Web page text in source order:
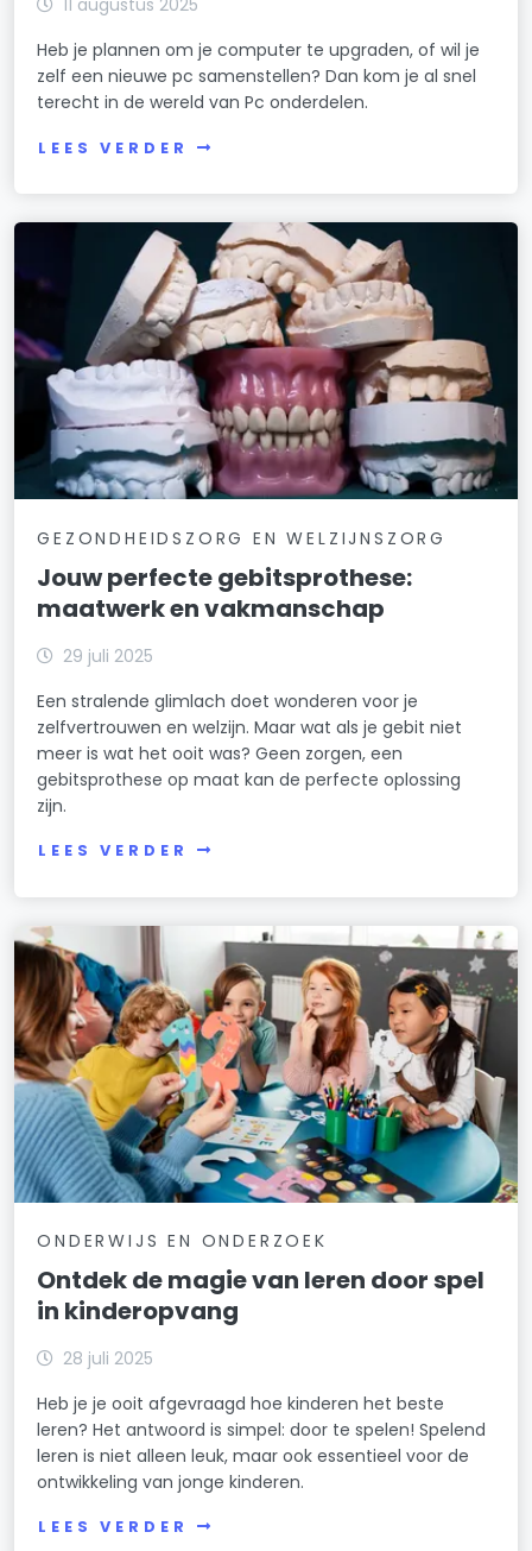
11 augustus 2025
Heb je plannen om je computer te upgraden, of wil je
zelf een nieuwe pc samenstellen? Dan kom je al snel
terecht in de wereld van Pc onderdelen.
LEES VERDER
GEZONDHEIDSZORG EN WELZIJNSZORG
Jouw perfecte gebitsprothese:
maatwerk en vakmanschap
29 juli 2025
Een stralende glimlach doet wonderen voor je
zelfvertrouwen en welzijn. Maar wat als je gebit niet
meer is wat het ooit was? Geen zorgen, een
gebitsprothese op maat kan de perfecte oplossing
zijn.
LEES VERDER
ONDERWIJS EN ONDERZOEK
Ontdek de magie van leren door spel
in kinderopvang
28 juli 2025
Heb je je ooit afgevraagd hoe kinderen het beste
leren? Het antwoord is simpel: door te spelen! Spelend
leren is niet alleen leuk, maar ook essentieel voor de
ontwikkeling van jonge kinderen.
LEES VERDER